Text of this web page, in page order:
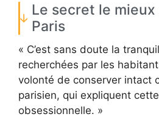
Le secret le mieux
Paris
« C’est sans doute la
recherchées par les
volonté de conserver intact
parisien, qui expliquent
obsessionnelle. »